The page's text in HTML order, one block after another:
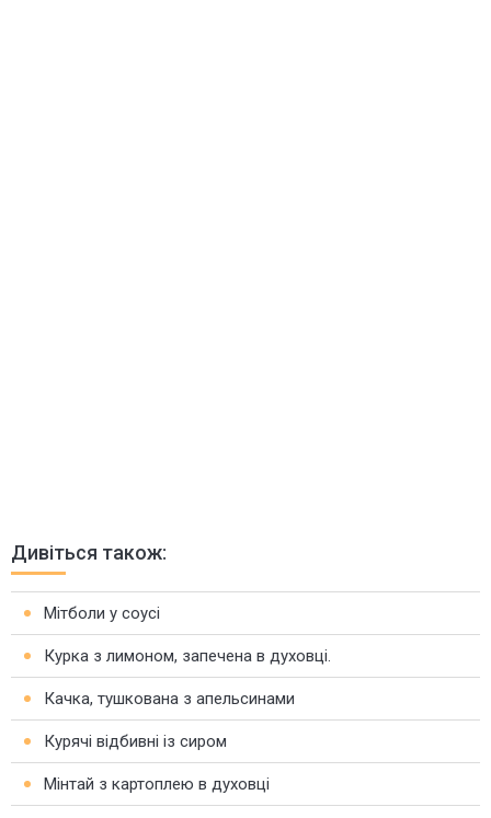
Дивіться також:
Мітболи у соусі
Курка з лимоном, запечена в духовці.
Качка, тушкована з апельсинами
Курячі відбивні із сиром
Мінтай з картоплею в духовці